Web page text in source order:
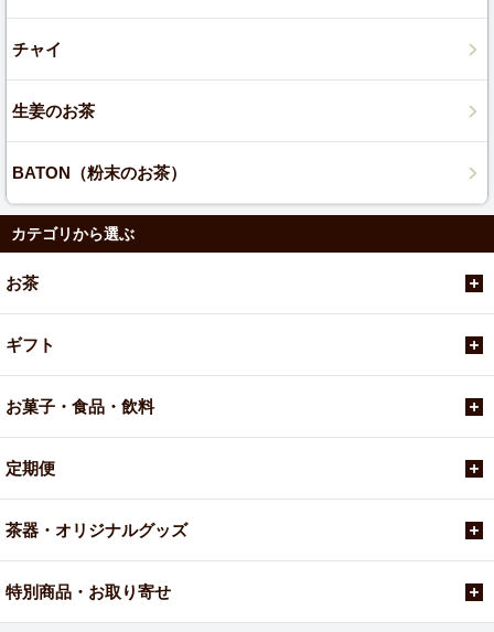
チャイ
生姜のお茶
BATON（粉末のお茶）
カテゴリから選ぶ
お茶
ギフト
お菓子・食品・飲料
定期便
茶器・オリジナルグッズ
特別商品・お取り寄せ